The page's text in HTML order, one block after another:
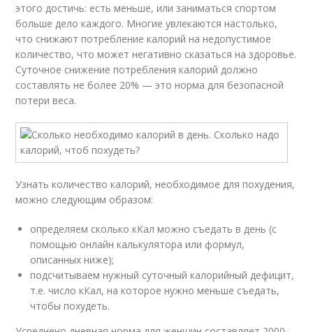
этого достичь: есть меньше, или заниматься спортом
больше дело каждого. Многие увлекаются настолько,
что снижают потребление калорий на недопустимое
количество, что может негативно сказаться на здоровье.
Суточное снижение потребления калорий должно
составлять не более 20% — это норма для безопасной
потери веса.
Узнать количество калорий, необходимое для похудения,
можно следующим образом:
определяем сколько кКал можно съедать в день (с
помощью онлайн калькулятора или формул,
описанных ниже);
подсчитываем нужный суточный калорийный дефицит,
т.е. число кКал, на которое нужно меньше съедать,
чтобы похудеть.